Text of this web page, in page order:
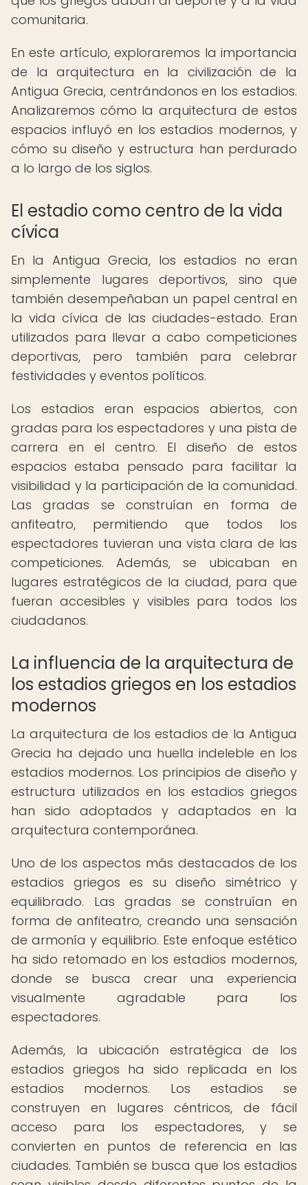
comunitaria.
En este artículo, exploraremos la importancia
de la arquitectura en la civilización de la
Antigua Grecia, centrándonos en los estadios.
Analizaremos cómo la arquitectura de estos
espacios influyó en los estadios modernos, y
cómo su diseño y estructura han perdurado
a lo largo de los siglos.
El estadio como centro de la vida
cívica
En la Antigua Grecia, los estadios no eran
simplemente lugares deportivos, sino que
también desempeñaban un papel central en
la vida cívica de las ciudades-estado. Eran
utilizados para llevar a cabo competiciones
deportivas, pero también para celebrar
festividades y eventos políticos.
Los estadios eran espacios abiertos, con
gradas para los espectadores y una pista de
carrera en el centro. El diseño de estos
espacios estaba pensado para facilitar la
visibilidad y la participación de la comunidad.
Las gradas se construían en forma de
anfiteatro, permitiendo que todos los
espectadores tuvieran una vista clara de las
competiciones. Además, se ubicaban en
lugares estratégicos de la ciudad, para que
fueran accesibles y visibles para todos los
ciudadanos.
La influencia de la arquitectura de
los estadios griegos en los estadios
modernos
La arquitectura de los estadios de la Antigua
Grecia ha dejado una huella indeleble en los
estadios modernos. Los principios de diseño y
estructura utilizados en los estadios griegos
han sido adoptados y adaptados en la
arquitectura contemporánea.
Uno de los aspectos más destacados de los
estadios griegos es su diseño simétrico y
equilibrado. Las gradas se construían en
forma de anfiteatro, creando una sensación
de armonía y equilibrio. Este enfoque estético
ha sido retomado en los estadios modernos,
donde se busca crear una experiencia
visualmente agradable para los
espectadores.
Además, la ubicación estratégica de los
estadios griegos ha sido replicada en los
estadios modernos. Los estadios se
construyen en lugares céntricos, de fácil
acceso para los espectadores, y se
convierten en puntos de referencia en las
ciudades. También se busca que los estadios